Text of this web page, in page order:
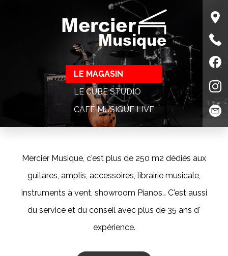
Mercier
Musique
LE MAGASIN
LE CUBE STUDIO
CAFÉ MUSIQUE LIVE
Mercier Musique, c'est plus de 250 m2 dédiés aux
guitares, amplis, accessoires, librairie musicale,
instruments à vent, showroom Pianos… C'est aussi
du service et du conseil avec plus de 35 ans d'
expérience.